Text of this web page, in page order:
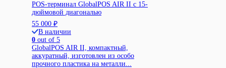
POS-терминал GlobalPOS AIR II с 15-
дюймовой диагональю
55 000 ₽
В наличии
0 out of 5
GlobalPOS AIR II, компактный,
аккуратный, изготовлен из особо
прочного пластика на металли...